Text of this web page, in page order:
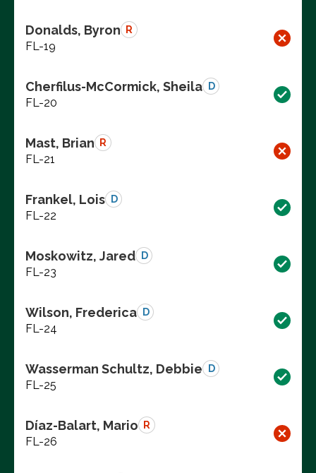
Donalds, Byron R
FL-19
Cherfilus-McCormick, Sheila D
FL-20
Mast, Brian R
FL-21
Frankel, Lois D
FL-22
Moskowitz, Jared D
FL-23
Wilson, Frederica D
FL-24
Wasserman Schultz, Debbie D
FL-25
Díaz-Balart, Mario R
FL-26